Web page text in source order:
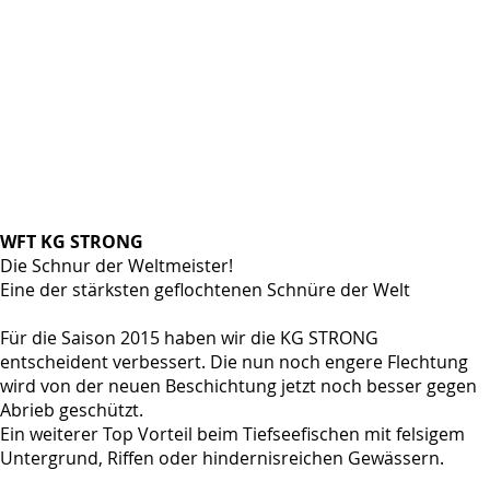
WFT KG STRONG
Die Schnur der Weltmeister!
Eine der stärksten geflochtenen Schnüre der Welt
Für die Saison 2015 haben wir die KG STRONG
entscheident verbessert. Die nun noch engere Flechtung
wird von der neuen Beschichtung jetzt noch besser gegen
Abrieb geschützt.
Ein weiterer Top Vorteil beim Tiefseefischen mit felsigem
Untergrund, Riffen oder hindernisreichen Gewässern.